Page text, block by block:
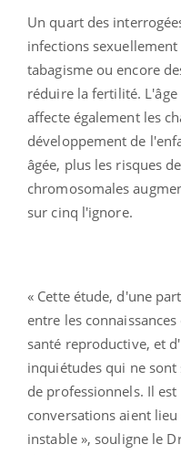
Un quart des
infections
tabagisme ou encore
réduire la fertilité.
affecte également les
développement de
âgée, plus les risques
chromosomales
sur cinq l'ignore.
« Cette étude, d'une
entre les
santé reproductive, et
inquiétudes qui ne sont
de professionnels. Il
conversations aient
instable », souligne le